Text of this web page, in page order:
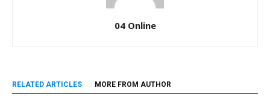
04 Online
RELATED ARTICLES MORE FROM AUTHOR